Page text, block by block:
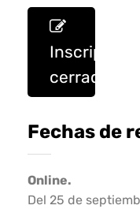
cerradas
Fechas de
Online.
Del 25 de